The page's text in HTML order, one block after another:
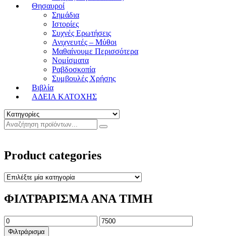
Θησαυροί
Σημάδια
Ιστορίες
Συχνές Ερωτήσεις
Ανιχνευτές – Μύθοι
Μαθαίνουμε Περισσότερα
Νομίσματα
Ραβδοσκοπία
Συμβουλές Χρήσης
Βιβλία
ΑΔΕΙΑ ΚΑΤΟΧΗΣ
Product categories
ΦΙΛΤΡΑΡΙΣΜΑ ΑΝΑ ΤΙΜΗ
Ελάχιστη
τιμή
Μέγιστη
τιμή
Φιλτράρισμα